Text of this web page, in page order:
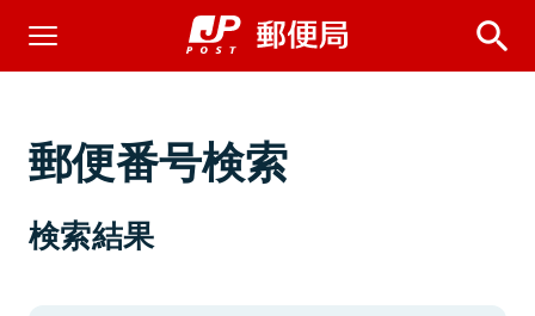
郵便番号検索
検索結果